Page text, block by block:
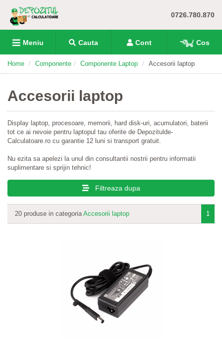
0726.780.870
Meniu Cauta Cont Cos
Home Componente Componente Laptop Accesorii laptop
Accesorii laptop
Display laptop, procesoare, memorii, hard disk-uri, acumulatori, baterii
tot ce ai nevoie pentru laptopul tau oferite de Depozitulde-
Calculatoare.ro cu garantie 12 luni si transport gratuit.
Nu ezita sa apelezi la unul din consultantii nostrii pentru informatii
suplimentare si sprijin tehnic!
Filtreaza dupa
20 produse in categoriaAccesorii laptop 1